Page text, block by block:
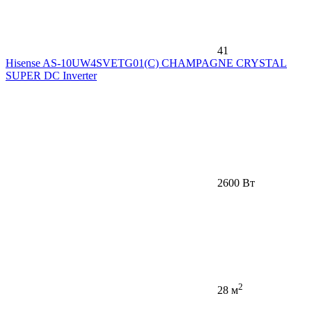
41
Hisense AS-10UW4SVETG01(С) CHAMPAGNE CRYSTAL
SUPER DC Inverter
2600 Вт
28 м2